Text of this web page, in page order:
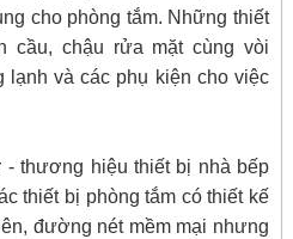
cho phòng tắm. Những thiết
cầu, chậu rửa mặt cùng vòi
lạnh và các phụ kiện cho việc
- thương hiệu thiết bị nhà bếp
thiết bị phòng tắm có thiết kế
đường nét mềm mại nhưng